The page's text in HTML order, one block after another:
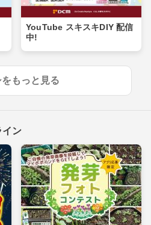
YouTube スキスキDIY 配信
中!
もっと見る
イン